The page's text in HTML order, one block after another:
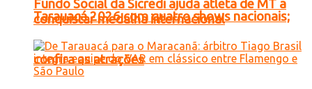
Tarauacá 2026 com quatro shows nacionais;
confira as atrações
Fundo Social da Sicredi ajuda atleta de MT a
conquistar medalha internacional